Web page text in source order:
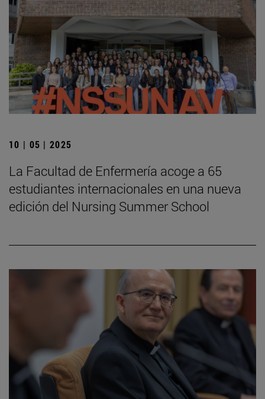
10 | 05 | 2025
La Facultad de Enfermería acoge a 65
estudiantes internacionales en una nueva
edición del Nursing Summer School